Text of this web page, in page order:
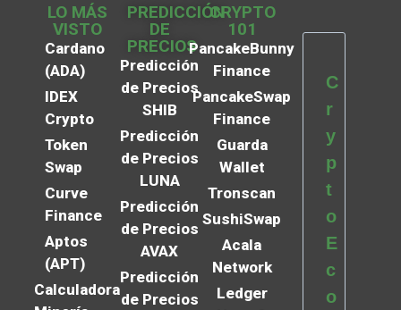
LO MÁS
VISTO
Cardano
(ADA)
IDEX
Crypto
Token
Swap
Curve
Finance
Aptos
(APT)
Calculadora
PREDICCIÓN
DE
PRECIOS
Predicción
de Precios
SHIB
Predicción
de Precios
LUNA
Predicción
de Precios
AVAX
Predicción
de Precios
CRYPTO
101
PancakeBunny
Finance
PancakeSwap
Finance
Guarda
Wallet
Tronscan
SushiSwap
Acala
Network
Ledger
C
r
y
p
t
o
E
c
o